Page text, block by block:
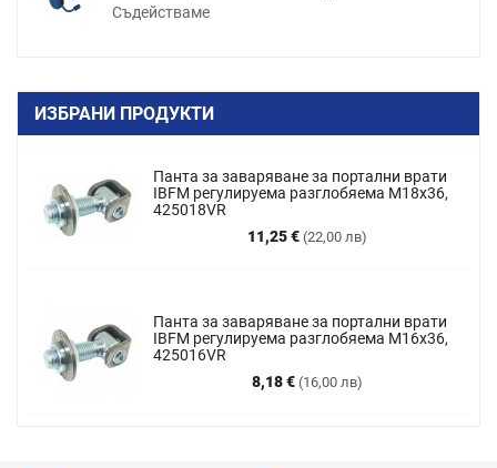
Съдействаме
ИЗБРАНИ ПРОДУКТИ
Панта за заваряване за портални врати
IBFM регулируема разглобяема M18x36,
425018VR
11,25 € (22,00 лв)
Цена
Панта за заваряване за портални врати
IBFM регулируема разглобяема М16х36,
425016VR
8,18 € (16,00 лв)
Цена